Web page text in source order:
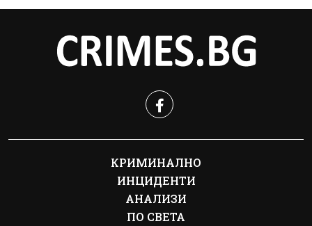
КРИМИНАЛНО
ИНЦИДЕНТИ
АНАЛИЗИ
ПО СВЕТА